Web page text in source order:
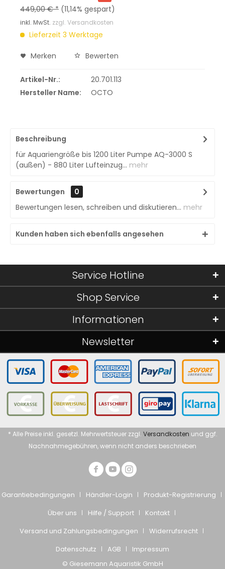
449,00 € * (11,14% gespart)
inkl. MwSt. zzgl. Versandkosten
Lieferzeit 3 Werktage
Merken Bewerten
Artikel-Nr.:
20.701.113
Hersteller Name:
OCTO
Beschreibung
für Aquariengröße bis 1200 Liter Pumpe AQ-3000 S
(außen) - 880 Liter Lufteinzug... mehr
Bewertungen
0
Bewertungen lesen, schreiben und diskutieren... mehr
Kunden haben sich ebenfalls angesehen
Service Hotline
Shop Service
Informationen
Newsletter
* Alle Preise inkl. gesetzl. Mehrwertsteuer zzgl. Versandkosten und ggf.
Nachnahmegebühren, wenn nicht anders beschrieben
Garantiebedingungen Händler-Login
Produkt-Registrierung
Über uns
Hilfe / Support
Kontakt
Versand und Zahlungsbedingungen
Widerrufsrecht
Datenschutz
AGB
Impressum
© Giesemann Aquaristik GmbH